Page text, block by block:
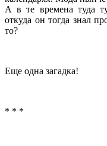
А в те времена туда
откуда он тогда знал
то?
Еще одна загадка!
* * *